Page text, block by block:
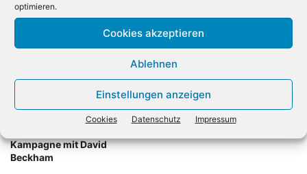
optimieren.
Cookies akzeptieren
Ablehnen
Einstellungen anzeigen
Cookies Datenschutz Impressum
Vorheriger Artikel
Kampagne mit David
Beckham
Nächster Artikel